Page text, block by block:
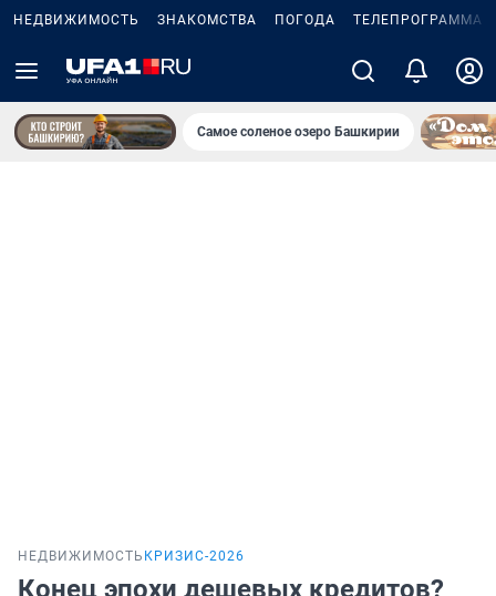
НЕДВИЖИМОСТЬ ЗНАКОМСТВА ПОГОДА ТЕЛЕПРОГРАММА
Самое соленое озеро Башкирии
НЕДВИЖИМОСТЬ КРИЗИС-2026
Конец эпохи дешевых кредитов?